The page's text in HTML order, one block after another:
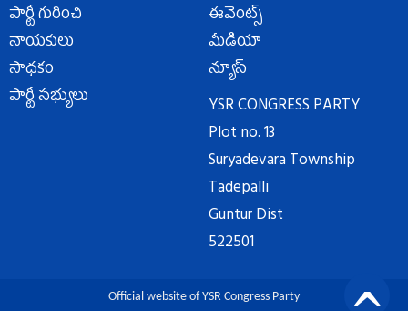
పార్టీ గురించి
నాయకులు
సాధకం
పార్టీ సభ్యులు
ఈవెంట్స్
మీడియా
న్యూస్
YSR CONGRESS PARTY
Plot no. 13
Suryadevara Township
Tadepalli
Guntur Dist
522501
Official website of YSR Congress Party